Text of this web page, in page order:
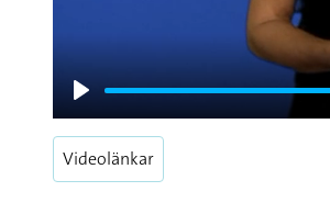
Play
Videolänkar